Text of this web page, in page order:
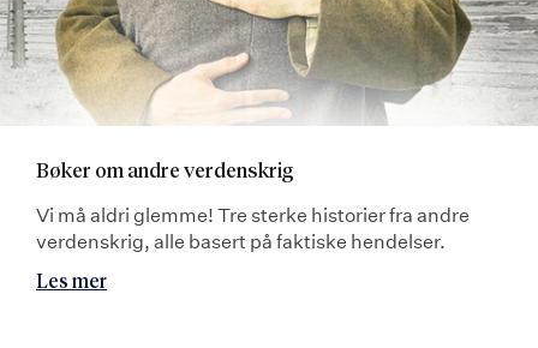
Bøker om andre verdenskrig
Vi må aldri glemme! Tre sterke historier fra andre
verdenskrig, alle basert på faktiske hendelser.
Les mer